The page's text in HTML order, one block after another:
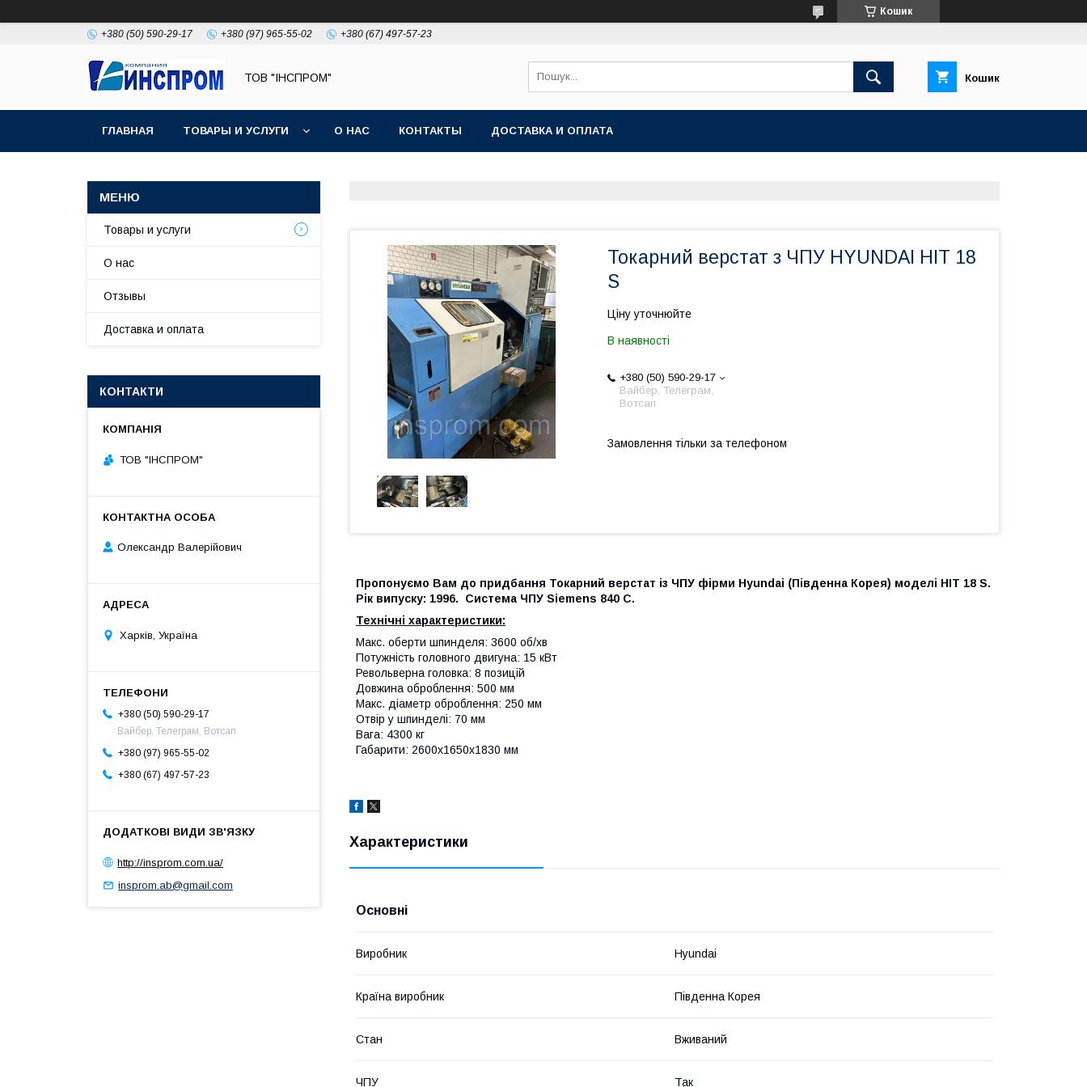
Кошик
+380 (50) 590-29-17 +380 (97) 965-55-02 +380 (67) 497-57-23
ТОВ "ІНСПРОМ" Кошик
ГЛАВНАЯ ТОВАРЫ И УСЛУГИ О НАС КОНТАКТЫ ДОСТАВКА И ОПЛАТА
Токарний верстат з ЧПУ HYUNDAI HIT 18
S
Ціну уточнюйте
В наявності
+380 (50) 590-29-17
Вайбер, Телеграм,
Вотсап
Замовлення тільки за телефоном
Пропонуємо Вам до придбання Токарний верстат із ЧПУ фірми Hyundai (Південна Корея) моделі HIT 18 S.
Рік випуску: 1996. Система ЧПУ Siemens 840 C.
Технічні характеристики:
Макс. оберти шпинделя: 3600 об/хв
Потужність головного двигуна: 15 кВт
Револьверна головка: 8 позицій
Довжина оброблення: 500 мм
Макс. діаметр оброблення: 250 мм
Отвір у шпинделі: 70 мм
Вага: 4300 кг
Габарити: 2600х1650х1830 мм
Характеристики
Основні
Виробник Hyundai
Країна виробник Південна Корея
Стан Вживаний
ЧПУ Так
Товары и услуги
О нас
Отзывы
Доставка и оплата
КОНТАКТИ
ТОВ "ІНСПРОМ"
Олександр Валерійович
Харків, Україна
+380 (50) 590-29-17
Вайбер, Телеграм, Вотсап
+380 (97) 965-55-02
+380 (67) 497-57-23
http://insprom.com.ua/
insprom.ab@gmail.com